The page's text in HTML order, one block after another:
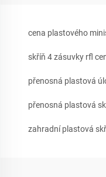
cena plastového
skříň 4 zásuvky rfl
přenosná plastová
přenosná plastová
zahradní plastová